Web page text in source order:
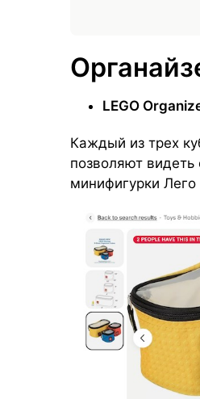
LEGO
Каждый из трех
позволяют
минифигурки Лего